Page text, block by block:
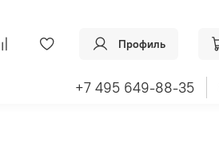
Профиль
+7 495 649-88-35